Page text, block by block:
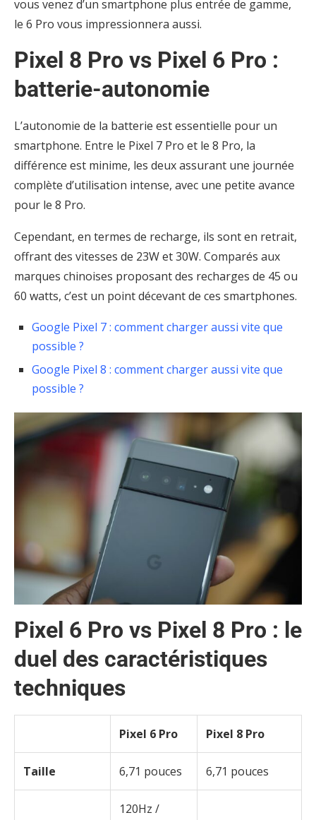
vous venez d’un smartphone plus entrée de gamme,
le 6 Pro vous impressionnera aussi.
Pixel 8 Pro vs Pixel 6 Pro :
batterie-autonomie
L’autonomie de la batterie est essentielle pour un
smartphone. Entre le Pixel 7 Pro et le 8 Pro, la
différence est minime, les deux assurant une journée
complète d’utilisation intense, avec une petite avance
pour le 8 Pro.
Cependant, en termes de recharge, ils sont en retrait,
offrant des vitesses de 23W et 30W. Comparés aux
marques chinoises proposant des recharges de 45 ou
60 watts, c’est un point décevant de ces smartphones.
Google Pixel 7 : comment charger aussi vite que
possible ?
Google Pixel 8 : comment charger aussi vite que
possible ?
Pixel 6 Pro vs Pixel 8 Pro : le
duel des caractéristiques
techniques
Pixel 6 Pro Pixel 8 Pro
Taille 6,71 pouces 6,71 pouces
120Hz /